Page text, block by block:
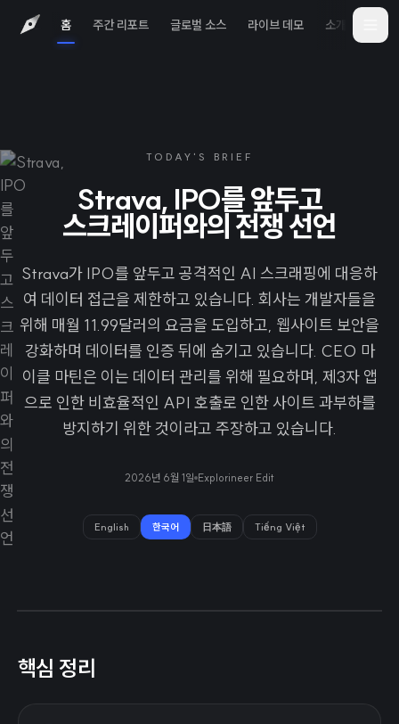
홈 주간 리포트 글로벌 소스 라이브 데모 소개
TODAY'S BRIEF
Strava, IPO를 앞두고
스크레이퍼와의 전쟁 선언
Strava가 IPO를 앞두고 공격적인 AI 스크래핑에 대응하
여 데이터 접근을 제한하고 있습니다. 회사는 개발자들을
위해 매월 11.99달러의 요금을 도입하고, 웹사이트 보안을
강화하며 데이터를 인증 뒤에 숨기고 있습니다. CEO 마
이클 마틴은 이는 데이터 관리를 위해 필요하며, 제3자 앱
으로 인한 비효율적인 API 호출로 인한 사이트 과부하를
방지하기 위한 것이라고 주장하고 있습니다.
2026년 6월 1일 Explorineer Edit
English 한국어 日本語 Tiếng Việt
핵심 정리